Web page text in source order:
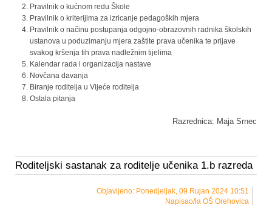
Pravilnik o kućnom redu Škole
Pravilnik o kriterijima za izricanje pedagoških mjera
Pravilnik o načinu postupanja odgojno-obrazovnih radnika školskih
ustanova u poduzimanju mjera zaštite prava učenika te prijave
svakog kršenja tih prava nadležnim tijelima
Kalendar rada i organizacija nastave
Novčana davanja
Biranje roditelja u Vijeće roditelja
Ostala pitanja
Razrednica: Maja Srnec
Roditeljski sastanak za roditelje učenika 1.b razreda
Objavljeno: Ponedjeljak, 09 Rujan 2024 10:51
Napisao/la OŠ Orehovica